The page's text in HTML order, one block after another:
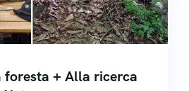
+ Alla ricerca